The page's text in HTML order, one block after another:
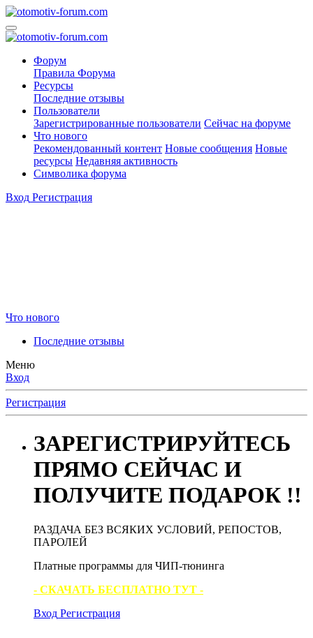
Форум
Правила Форума
Ресурсы
Последние отзывы
Пользователи
Зарегистрированные пользователи Сейчас на форуме
Что нового
Рекомендованный контент Новые сообщения Новые
ресурсы Недавняя активность
Символика форума
Вход Регистрация
Что нового
Последние отзывы
Меню
Вход
Регистрация
ЗАРЕГИСТРИРУЙТЕСЬ
ПРЯМО СЕЙЧАС И
ПОЛУЧИТЕ ПОДАРОК !!
РАЗДАЧА БЕЗ ВСЯКИХ УСЛОВИЙ, РЕПОСТОВ,
ПАРОЛЕЙ
Платные программы для ЧИП-тюнинга
- СКАЧАТЬ БЕСПЛАТНО ТУТ -
Вход Регистрация